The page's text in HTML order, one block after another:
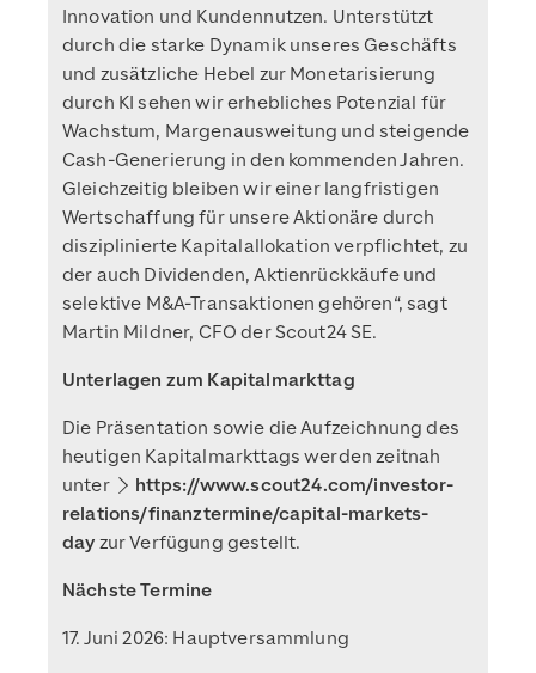
Innovation und Kundennutzen. Unterstützt
durch die starke Dynamik unseres Geschäfts
und zusätzliche Hebel zur Monetarisierung
durch KI sehen wir erhebliches Potenzial für
Wachstum, Margenausweitung und steigende
Cash-Generierung in den kommenden Jahren.
Gleichzeitig bleiben wir einer langfristigen
Wertschaffung für unsere Aktionäre durch
disziplinierte Kapitalallokation verpflichtet, zu
der auch Dividenden, Aktienrückkäufe und
selektive M&A-Transaktionen gehören“, sagt
Martin Mildner, CFO der Scout24 SE.
Unterlagen zum Kapitalmarkttag
Die Präsentation sowie die Aufzeichnung des
heutigen Kapitalmarkttags werden zeitnah
unter
https://www.scout24.com/investor-
relations/finanztermine/capital-markets-
day zur Verfügung gestellt.
Nächste Termine
17. Juni 2026: Hauptversammlung